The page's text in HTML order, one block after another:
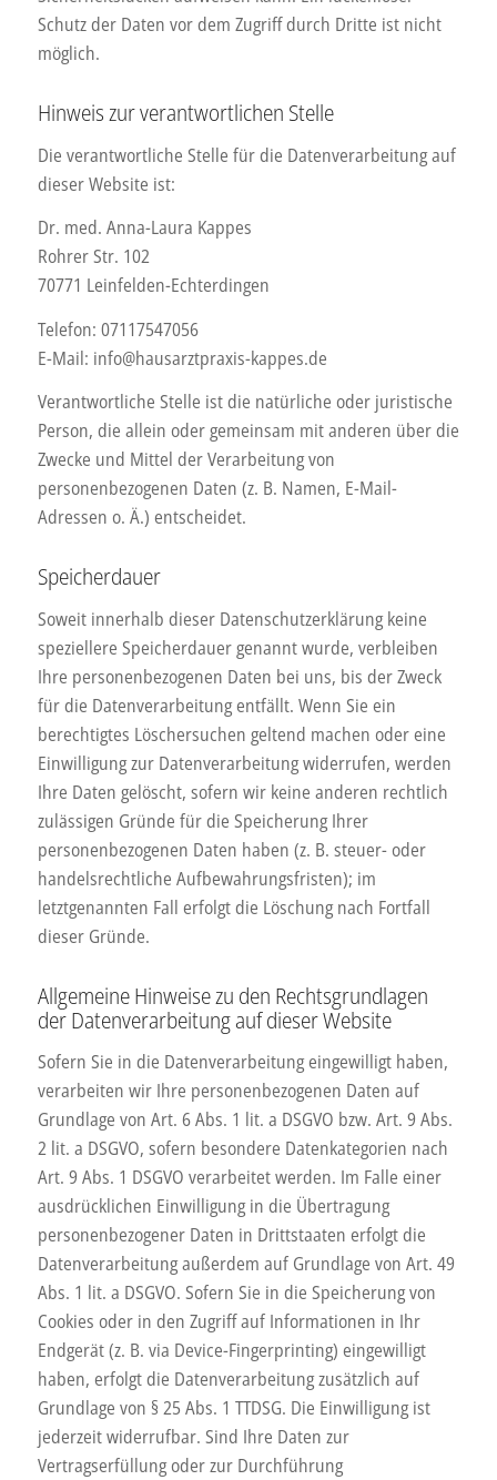
Schutz der Daten vor dem Zugriff durch Dritte ist nicht
möglich.
Hinweis zur verantwortlichen Stelle
Die verantwortliche Stelle für die Datenverarbeitung auf
dieser Website ist:
Dr. med. Anna-Laura Kappes
Rohrer Str. 102
70771 Leinfelden-Echterdingen
Telefon: 07117547056
E-Mail: info@hausarztpraxis-kappes.de
Verantwortliche Stelle ist die natürliche oder juristische
Person, die allein oder gemeinsam mit anderen über die
Zwecke und Mittel der Verarbeitung von
personenbezogenen Daten (z. B. Namen, E-Mail-
Adressen o. Ä.) entscheidet.
Speicherdauer
Soweit innerhalb dieser Datenschutzerklärung keine
speziellere Speicherdauer genannt wurde, verbleiben
Ihre personenbezogenen Daten bei uns, bis der Zweck
für die Datenverarbeitung entfällt. Wenn Sie ein
berechtigtes Löschersuchen geltend machen oder eine
Einwilligung zur Datenverarbeitung widerrufen, werden
Ihre Daten gelöscht, sofern wir keine anderen rechtlich
zulässigen Gründe für die Speicherung Ihrer
personenbezogenen Daten haben (z. B. steuer- oder
handelsrechtliche Aufbewahrungsfristen); im
letztgenannten Fall erfolgt die Löschung nach Fortfall
dieser Gründe.
Allgemeine Hinweise zu den Rechtsgrundlagen
der Datenverarbeitung auf dieser Website
Sofern Sie in die Datenverarbeitung eingewilligt haben,
verarbeiten wir Ihre personenbezogenen Daten auf
Grundlage von Art. 6 Abs. 1 lit. a DSGVO bzw. Art. 9 Abs.
2 lit. a DSGVO, sofern besondere Datenkategorien nach
Art. 9 Abs. 1 DSGVO verarbeitet werden. Im Falle einer
ausdrücklichen Einwilligung in die Übertragung
personenbezogener Daten in Drittstaaten erfolgt die
Datenverarbeitung außerdem auf Grundlage von Art. 49
Abs. 1 lit. a DSGVO. Sofern Sie in die Speicherung von
Cookies oder in den Zugriff auf Informationen in Ihr
Endgerät (z. B. via Device-Fingerprinting) eingewilligt
haben, erfolgt die Datenverarbeitung zusätzlich auf
Grundlage von § 25 Abs. 1 TTDSG. Die Einwilligung ist
jederzeit widerrufbar. Sind Ihre Daten zur
Vertragserfüllung oder zur Durchführung